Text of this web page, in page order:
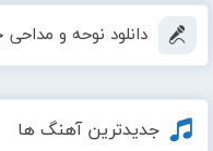
دانلود نوحه و مداحی
جدیدترین آهنگ ها